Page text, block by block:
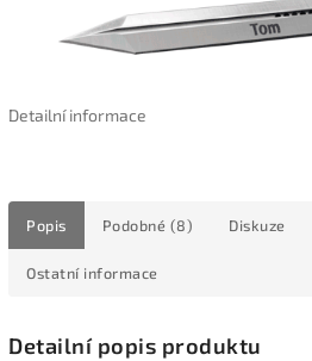
Detailní informace
Popis Podobné (8) Diskuze
Ostatní informace
Detailní popis produktu